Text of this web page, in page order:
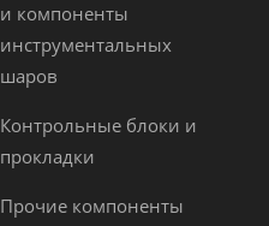
и компоненты
инструментальных
шаров
Контрольные блоки и
прокладки
Прочие компоненты